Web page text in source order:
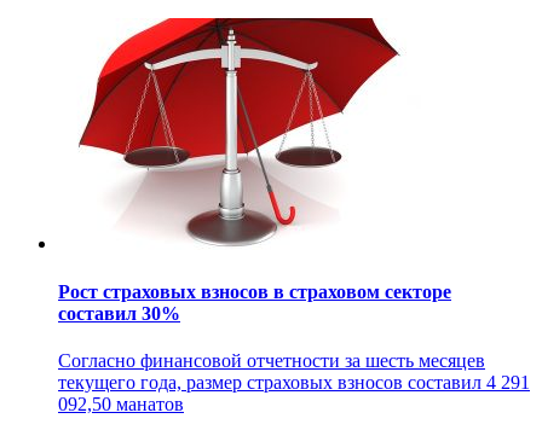
Рост страховых взносов в страховом секторе
составил 30%
Согласно финансовой отчетности за шесть месяцев
текущего года, размер страховых взносов составил 4 291
092,50 манатов